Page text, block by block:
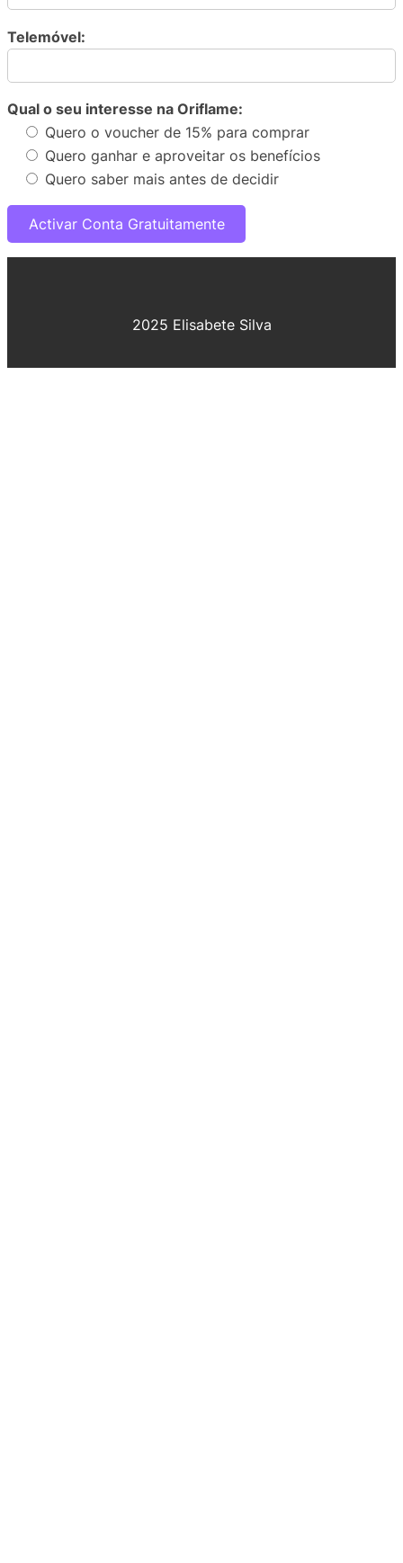
Telemóvel:
Qual o seu interesse na Oriflame:
Quero o voucher de 15% para comprar
Quero ganhar e aproveitar os benefícios
Quero saber mais antes de decidir
2025 Elisabete Silva